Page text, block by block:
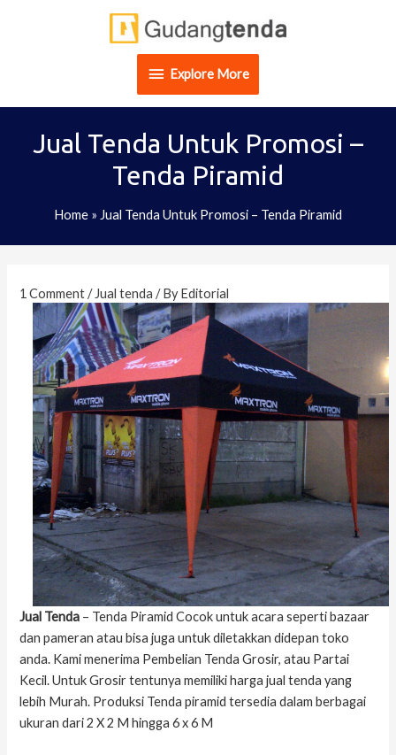
Explore
MoreExplore More
Jual Tenda Untuk Promosi –
Tenda Piramid
Home » Jual Tenda Untuk Promosi – Tenda Piramid
1 Comment / Jual tenda / ByEditorial
Jual Tenda – Tenda Piramid Cocok untuk acara seperti bazaar
dan pameran atau bisa juga untuk diletakkan didepan toko
anda. Kami menerima Pembelian Tenda Grosir, atau Partai
Kecil. Untuk Grosir tentunya memiliki harga jual tenda yang
lebih Murah. Produksi Tenda piramid tersedia dalam berbagai
ukuran dari 2 X 2 M hingga 6 x 6 M